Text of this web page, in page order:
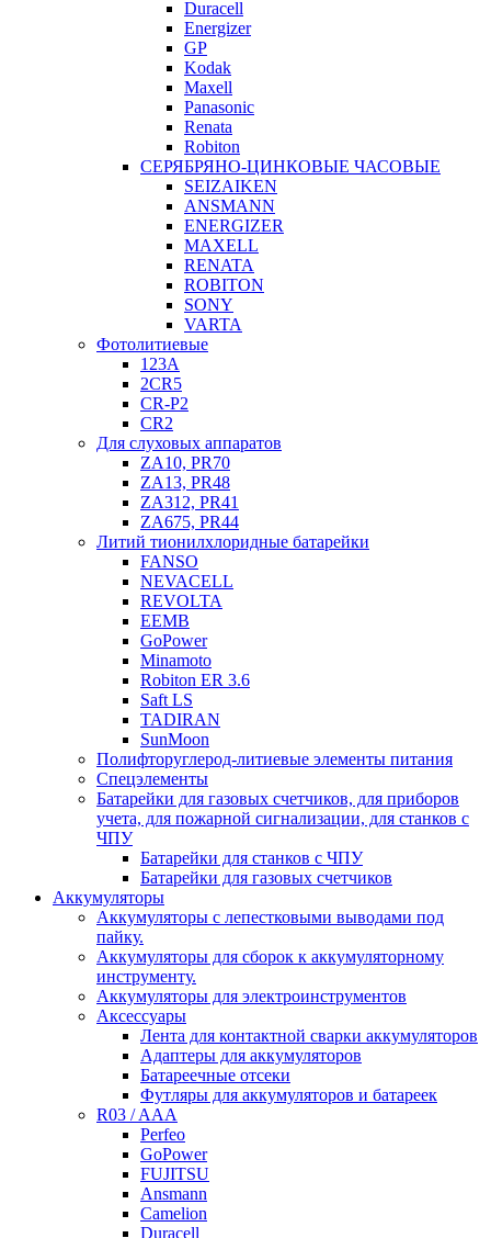
Duracell
Energizer
GP
Kodak
Maxell
Panasonic
Renata
Robiton
СЕРЯБРЯНО-ЦИНКОВЫЕ ЧАСОВЫЕ
SEIZAIKEN
ANSMANN
ENERGIZER
MAXELL
RENATA
ROBITON
SONY
VARTA
Фотолитиевые
123A
2CR5
CR-P2
CR2
Для слуховых аппаратов
ZA10, PR70
ZA13, PR48
ZA312, PR41
ZA675, PR44
Литий тионилхлоридные батарейки
FANSO
NEVACELL
REVOLTA
EEMB
GoPower
Minamoto
Robiton ER 3.6
Saft LS
TADIRAN
SunMoon
Полифторуглерод-литиевые элементы питания
Спецэлементы
Батарейки для газовых счетчиков, для приборов
учета, для пожарной сигнализации, для станков с
ЧПУ
Батарейки для станков с ЧПУ
Батарейки для газовых счетчиков
Аккумуляторы
Аккумуляторы с лепестковыми выводами под
пайку.
Аккумуляторы для сборок к аккумуляторному
инструменту.
Аккумуляторы для электроинструментов
Аксессуары
Лента для контактной сварки аккумуляторов
Адаптеры для аккумуляторов
Батареечные отсеки
Футляры для аккумуляторов и батареек
R03 / AAA
Perfeo
GoPower
FUJITSU
Ansmann
Camelion
Duracell